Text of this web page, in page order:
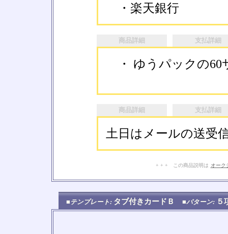
・楽天銀行
商品詳細 支払詳細
・ ゆうパックの60
商品詳細 支払詳細
土日はメールの送受
+ + + この商品説明は オーク
■テンプレート: タブ付きカードＢ ■パターン: ５